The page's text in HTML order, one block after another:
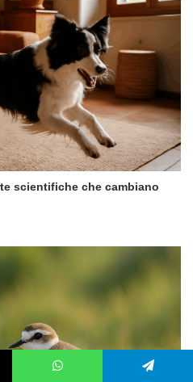
scientifiche che cambiano